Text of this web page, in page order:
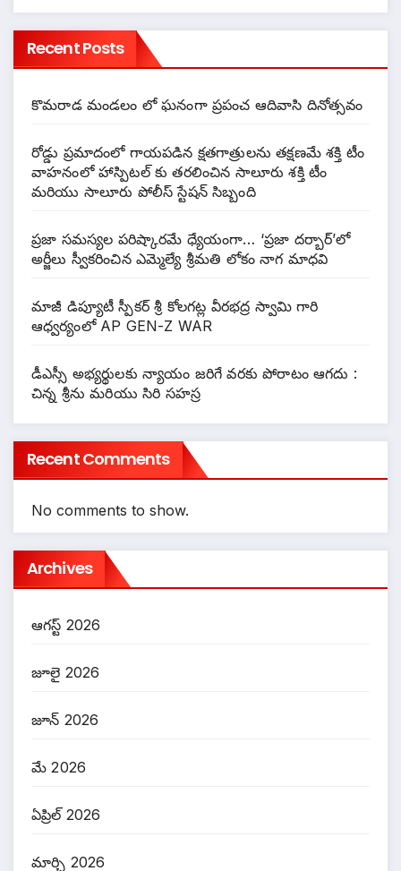
Recent Posts
కొమరాడ మండలం లో ఘనంగా ప్రపంచ ఆదివాసి దినోత్సవం
రోడ్డు ప్రమాదంలో గాయపడిన క్షతగాత్రులను తక్షణమే శక్తి టీం
వాహనంలో హాస్పిటల్ కు తరలించిన సాలూరు శక్తి టీం
మరియు సాలూరు పోలీస్ స్టేషన్ సిబ్బంది
ప్రజా సమస్యల పరిష్కారమే ధ్యేయంగా… ‘ప్రజా దర్బార్’లో
అర్జీలు స్వీకరించిన ఎమ్మెల్యే శ్రీమతి లోకం నాగ మాధవి
మాజీ డిప్యూటీ స్పీకర్ శ్రీ కోలగట్ల వీరభద్ర స్వామి గారి
ఆధ్వర్యంలో AP GEN-Z WAR
డీఎస్సీ అభ్యర్థులకు న్యాయం జరిగే వరకు పోరాటం ఆగదు :
చిన్న శ్రీను మరియు సిరి సహస్ర
Recent Comments
No comments to show.
Archives
ఆగస్ట్ 2026
జూలై 2026
జూన్ 2026
మే 2026
ఏప్రిల్ 2026
మార్చి 2026